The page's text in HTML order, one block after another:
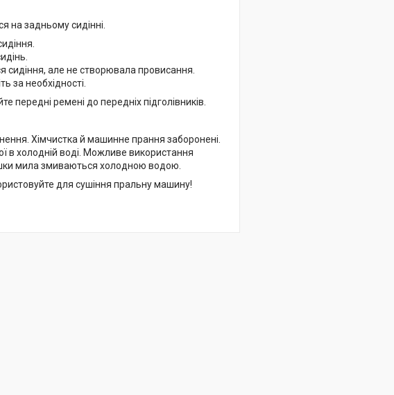
на задньому сидінні.
сидіння, але не створювала провисання.
за необхідності.
передні ремені до передніх підголівників.
Хімчистка й машинне прання заборонені.
в холодній воді. Можливе використання
мила змиваються холодною водою.
для сушіння пральну машину!